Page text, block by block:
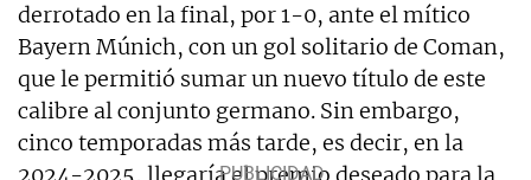
derrotado en la final, por 1-0, ante el mítico
Bayern Múnich, con un gol solitario de Coman,
que le permitió sumar un nuevo título de este
calibre al conjunto germano. Sin embargo,
cinco temporadas más tarde, es decir, en la